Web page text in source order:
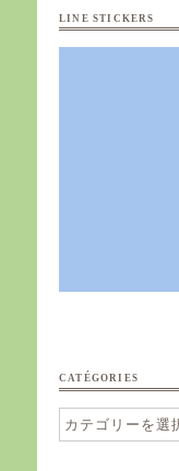
LINE STICKERS
CATÉGORIES